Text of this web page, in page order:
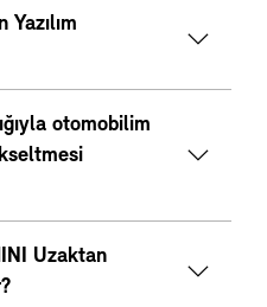
otomobilim
Uzaktan